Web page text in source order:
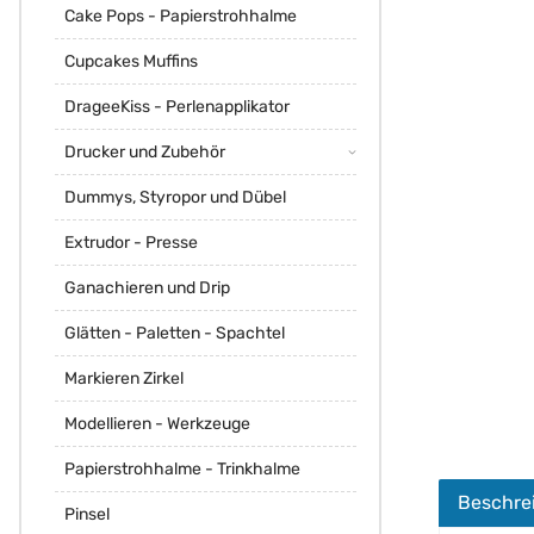
Cake Pops - Papierstrohhalme
Cupcakes Muffins
DrageeKiss - Perlenapplikator
Drucker und Zubehör
Dummys, Styropor und Dübel
Extrudor - Presse
Ganachieren und Drip
Glätten - Paletten - Spachtel
Markieren Zirkel
Modellieren - Werkzeuge
Papierstrohhalme - Trinkhalme
Pinsel